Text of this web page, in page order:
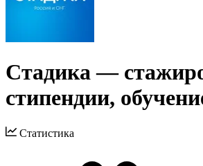
Стадика —
стипендии,
Статистика